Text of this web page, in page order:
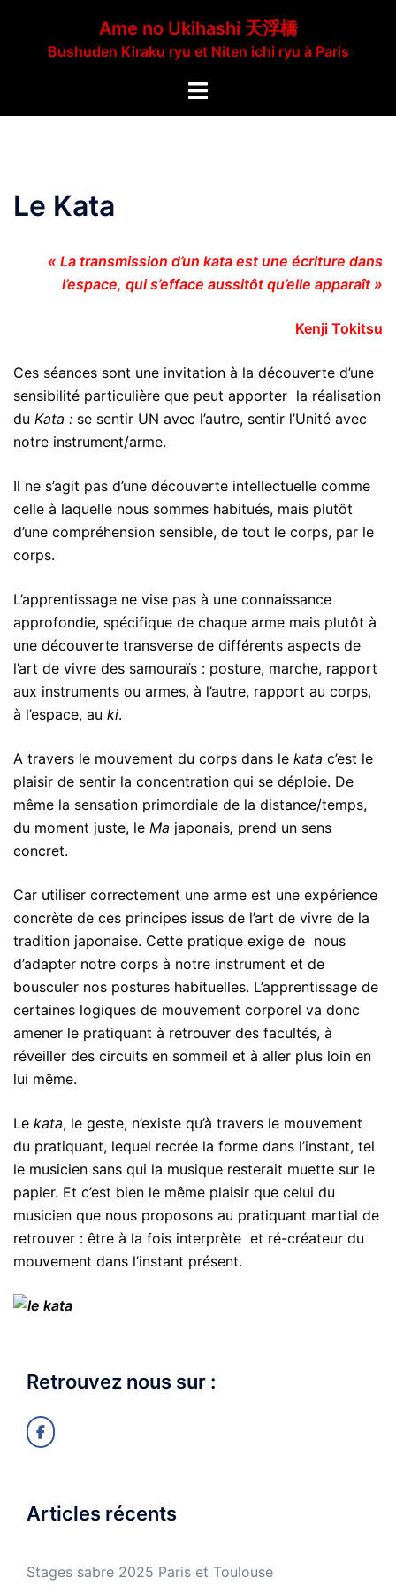
contenu
Ame no Ukihashi 天浮橋
Bushuden Kiraku ryu et Niten ichi ryu à Paris
Ouvrir/fermer
Le Kata
« La transmission d’un kata est une écriture dans
l’espace, qui s’efface aussitôt qu’elle apparaît »
Kenji Tokitsu
Ces séances sont une invitation à la découverte d’une
sensibilité particulière que peut apporter la réalisation
du Kata : se sentir UN avec l’autre, sentir l’Unité avec
notre instrument/arme.
Il ne s’agit pas d’une découverte intellectuelle comme
celle à laquelle nous sommes habitués, mais plutôt
d’une compréhension sensible, de tout le corps, par le
corps.
L’apprentissage ne vise pas à une connaissance
approfondie, spécifique de chaque arme mais plutôt à
une découverte transverse de différents aspects de
l’art de vivre des samouraïs : posture, marche, rapport
aux instruments ou armes, à l’autre, rapport au corps,
à l’espace, au ki.
A travers le mouvement du corps dans le kata c’est le
plaisir de sentir la concentration qui se déploie. De
même la sensation primordiale de la distance/temps,
du moment juste, le Ma japonais, prend un sens
concret.
Car utiliser correctement une arme est une expérience
concrète de ces principes issus de l’art de vivre de la
tradition japonaise. Cette pratique exige de nous
d’adapter notre corps à notre instrument et de
bousculer nos postures habituelles. L’apprentissage de
certaines logiques de mouvement corporel va donc
amener le pratiquant à retrouver des facultés, à
réveiller des circuits en sommeil et à aller plus loin en
lui même.
Le kata, le geste, n’existe qu’à travers le mouvement
du pratiquant, lequel recrée la forme dans l’instant, tel
le musicien sans qui la musique resterait muette sur le
papier. Et c’est bien le même plaisir que celui du
musicien que nous proposons au pratiquant martial de
retrouver : être à la fois interprète et ré-créateur du
mouvement dans l’instant présent.
Retrouvez nous sur :
Articles récents
Stages sabre 2025 Paris et Toulouse